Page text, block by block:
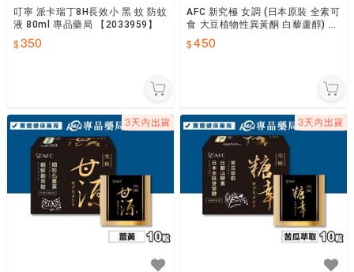
叮寧 派卡瑞丁8H長效小 黑 蚊 防蚊
液 80ml 專品藥局 【2033959】
350
AFC 新究極 女調 (日本原裝 全素可
食 大豆植物性異黃酮 白藜蘆醇) 10
粒 專品藥局 【2034183】
450